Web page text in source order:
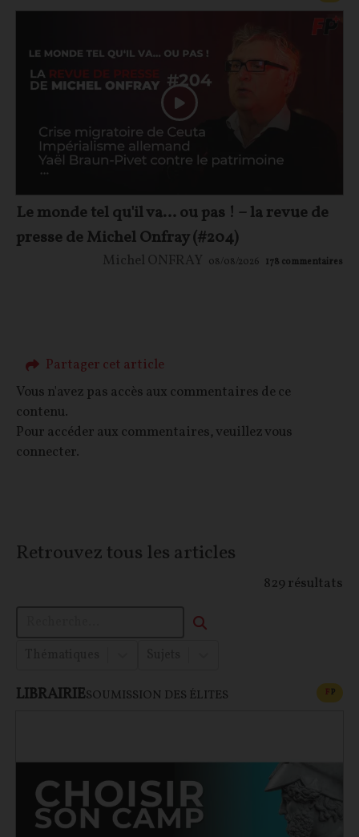
Le monde tel qu'il va… ou pas ! – la revue de
presse de Michel Onfray (#204)
Michel ONFRAY 08/08/2026 178 commentaires
Partager cet article
Vous n'avez pas accès aux commentaires de ce
contenu.
Pour accéder aux commentaires, veuillez vous
connecter.
Retrouvez tous les articles
829 résultats
LIBRAIRIESOUMISSION DES ÉLITES FP